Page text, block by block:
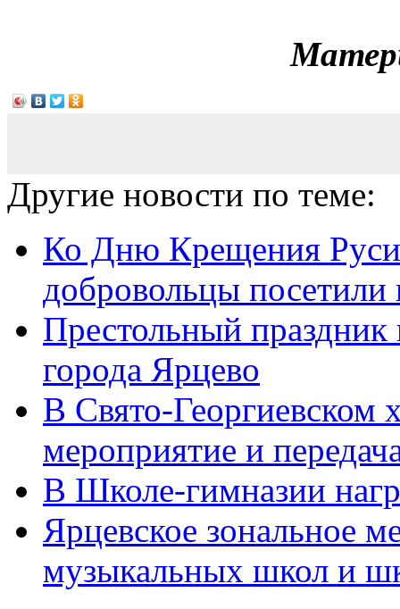
Другие новости по теме:
Ко Дню Крещения Руси
добровольцы
Престольный
города Ярцево
В Свято-Георгиевском
мероприятие и
В Школе-гимназии
Ярцевское зональное
музыкальных школ и